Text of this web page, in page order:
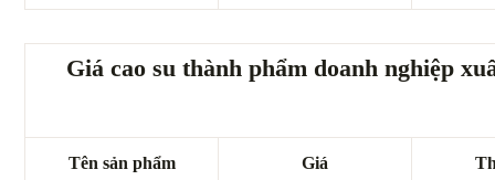
Giá cao su thành phẩm doanh nghiệp
Tên sản phẩm Giá